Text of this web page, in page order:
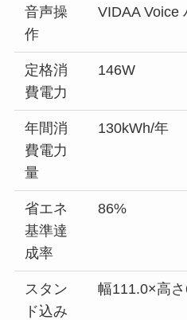
音声操
作
VIDAA Voice
定格消
費電力
146W
年間消
費電力
量
130kWh/年
省エネ
基準達
成率
86%
スタン
ド込み
幅111.0×高